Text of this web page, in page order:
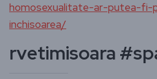
homosexualitate-ar-putea-fi-
inchisoarea/
rvetimisoara